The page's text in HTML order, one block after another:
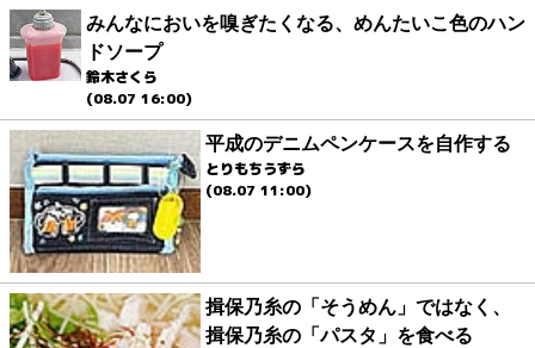
みんなにおいを嗅ぎたくなる、めんたいこ色のハン
ドソープ
鈴木さくら
(08.07 16:00)
平成のデニムペンケースを自作する
とりもちうずら
(08.07 11:00)
揖保乃糸の「そうめん」ではなく、
揖保乃糸の「パスタ」を食べる